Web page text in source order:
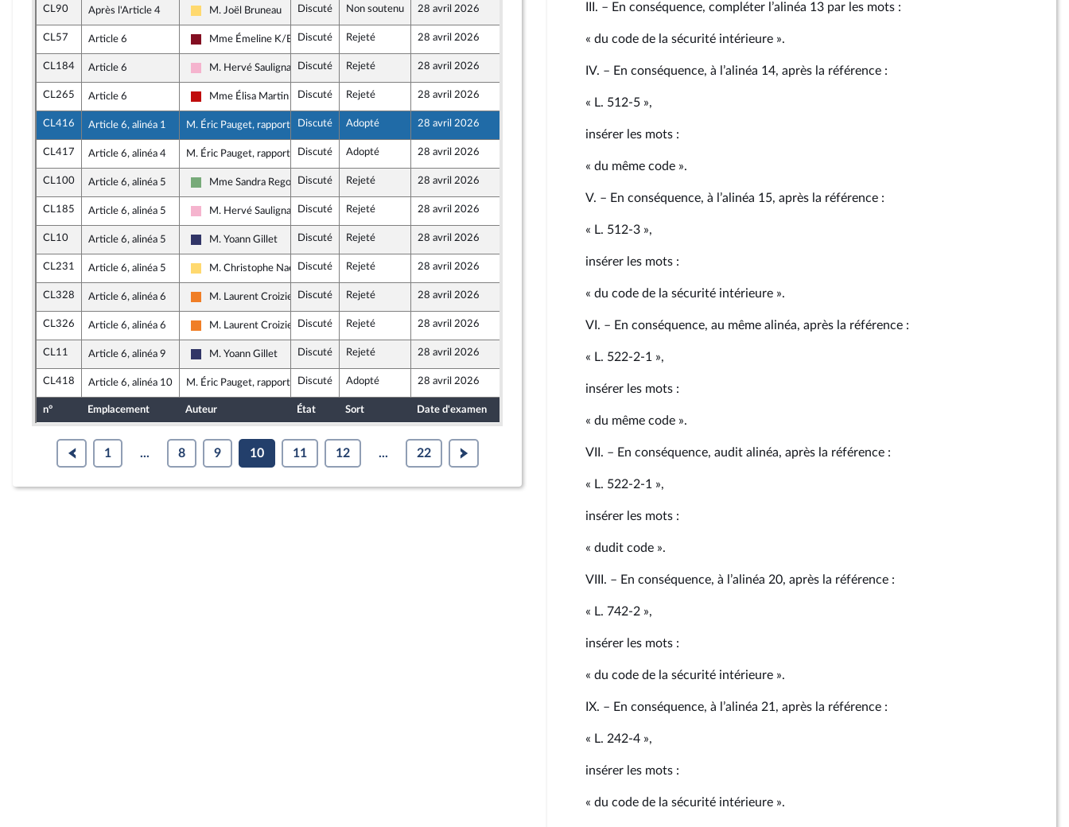
CL90 Après l'Article 4
Libertés, Indépendants, Outre-mer et Territoires
M. Joël Bruneau Discuté Non soutenu 28 avril 2026
CL57 Article 6
Gauche Démocrate et Républicaine
Mme Émeline K/BidiDiscuté Rejeté 28 avril 2026
CL184 Article 6
Socialistes et apparentés
M. Hervé Saulignac Discuté Rejeté 28 avril 2026
CL265 Article 6
La France insoumise - Nouveau Front Populaire
Mme Élisa Martin Discuté Rejeté 28 avril 2026
CL416 Article 6, alinéa 1 M. Éric Pauget, rapporteurDiscuté Adopté 28 avril 2026
CL417 Article 6, alinéa 4 M. Éric Pauget, rapporteurDiscuté Adopté 28 avril 2026
CL100 Article 6, alinéa 5
Écologiste et Social
Mme Sandra Regol Discuté Rejeté 28 avril 2026
CL185 Article 6, alinéa 5
Socialistes et apparentés
M. Hervé Saulignac Discuté Rejeté 28 avril 2026
CL10 Article 6, alinéa 5
Rassemblement National
M. Yoann Gillet Discuté Rejeté 28 avril 2026
CL231 Article 6, alinéa 5
Libertés, Indépendants, Outre-mer et Territoires
M. Christophe Naegelen
Discuté Rejeté 28 avril 2026
CL328 Article 6, alinéa 6
Les Démocrates
M. Laurent Croizier Discuté Rejeté 28 avril 2026
CL326 Article 6, alinéa 6
Les Démocrates
M. Laurent Croizier Discuté Rejeté 28 avril 2026
CL11 Article 6, alinéa 9
Rassemblement National
M. Yoann Gillet Discuté Rejeté 28 avril 2026
CL418 Article 6, alinéa 10 M. Éric Pauget, rapporteurDiscuté Adopté 28 avril 2026
n° Emplacement Auteur État Sort Date d'examen
1 ... 8 9 10 11 12 ... 22
III. – En conséquence, compléter l’alinéa 13 par les mots :
« du code de la sécurité intérieure ».
IV. – En conséquence, à l’alinéa 14, après la référence :
« L. 512‑5 »,
insérer les mots :
« du même code ».
V. – En conséquence, à l’alinéa 15, après la référence :
« L. 512‑3 »,
insérer les mots :
« du code de la sécurité intérieure ».
VI. – En conséquence, au même alinéa, après la référence :
« L. 522‑2‑1 »,
insérer les mots :
« du même code ».
VII. – En conséquence, audit alinéa, après la référence :
« L. 522‑2‑1 »,
insérer les mots :
« dudit code ».
VIII. – En conséquence, à l’alinéa 20, après la référence :
« L. 742‑2 »,
insérer les mots :
« du code de la sécurité intérieure ».
IX. – En conséquence, à l’alinéa 21, après la référence :
« L. 242‑4 »,
insérer les mots :
« du code de la sécurité intérieure ».